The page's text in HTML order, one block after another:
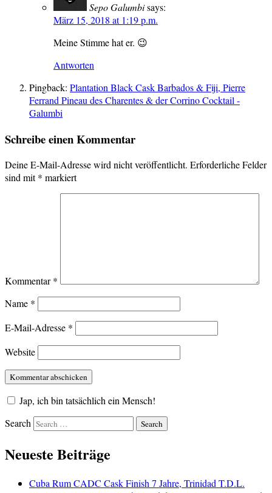
Sepo Galumbisays:
März 15, 2018 at 1:19 p.m.
Meine Stimme hat er. 😉
Antworten
Pingback: Plantation Black Cask Barbados & Fiji, Pierre
Ferrand Pineau des Charentes & der Corrino Cocktail -
Galumbi
Schreibe einen Kommentar
Deine E-Mail-Adresse wird nicht veröffentlicht. Erforderliche Felder
sind mit* markiert
Kommentar*
Name *
E-Mail-Adresse *
Website
Jap, ich bin tatsächlich ein Mensch!
Search
Neueste Beiträge
Cuba Rum CADC Cask Finish 7 Jahre, Trinidad T.D.L.